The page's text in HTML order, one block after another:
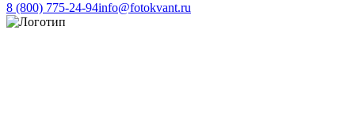
8 (800) 775-24-94info@fotokvant.ru